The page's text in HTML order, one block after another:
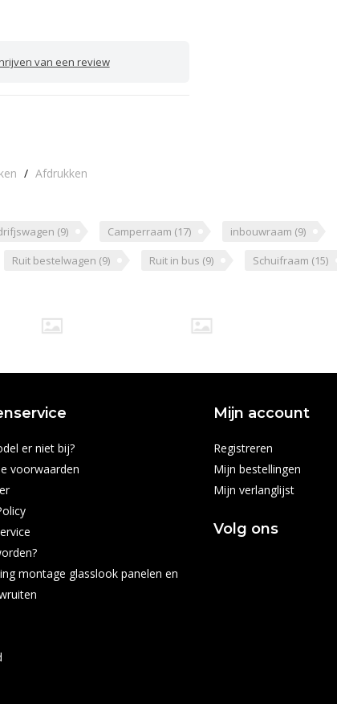
van een review
/ Afdrukken
(9) Camperraam (17) inbouwraam (9)
Ruit bestelwagen (9) Ruit in bus (9) Schuifraam (15)
er niet bij?
voorwaarden
montage glasslook panelen en
Mijn account
Registreren
Mijn bestellingen
Mijn verlanglijst
Volg ons